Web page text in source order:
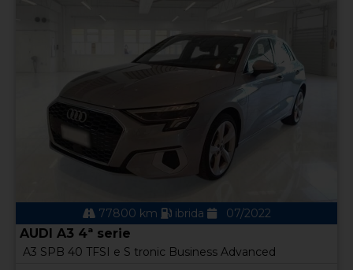
77800 km ibrida 07/2022
AUDI A3 4ª serie
A3 SPB 40 TFSI e S tronic Business Advanced